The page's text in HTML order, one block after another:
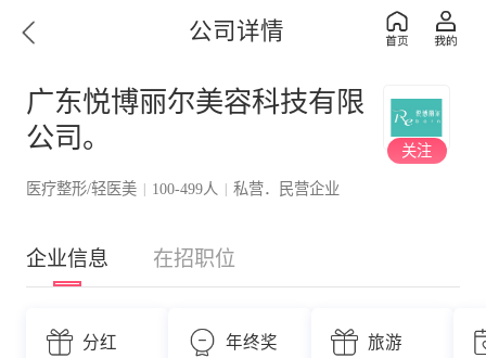
公司详情
广东悦博丽尔美容科技有限
公司。
医疗整形/轻医美 | 100-499人 | 私营．民营企业
关注
企业信息 在招职位
分红 年终奖 旅游